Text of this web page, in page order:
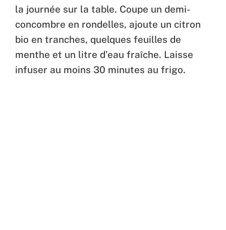
la journée sur la table. Coupe un demi-
concombre en rondelles, ajoute un citron
bio en tranches, quelques feuilles de
menthe et un litre d’eau fraîche. Laisse
infuser au moins 30 minutes au frigo.